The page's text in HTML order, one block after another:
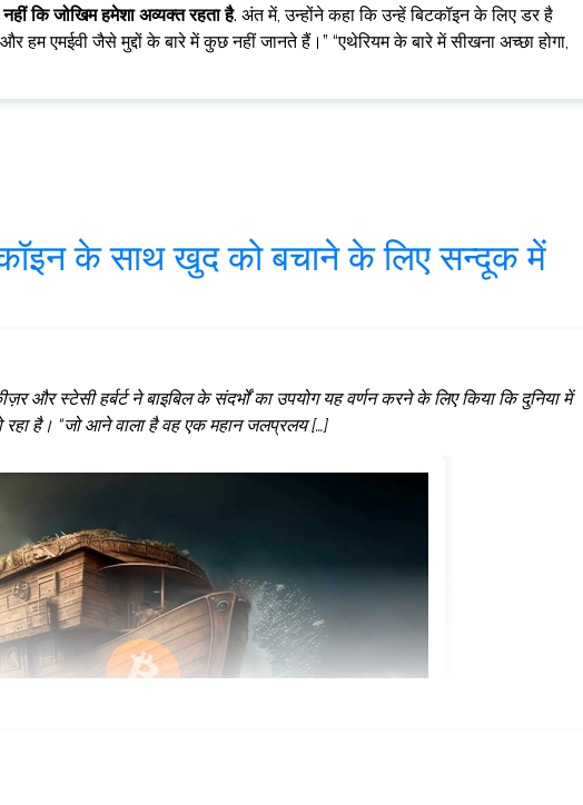
कि जोखिम हमेशा अव्यक्त रहता है. अंत में, उन्होंने कहा कि उन्हें बिटकॉइन के लिए डर है
हम एमईवी जैसे मुद्दों के बारे में कुछ नहीं जानते हैं।” “एथेरियम के बारे में सीखना अच्छा होगा,
के साथ खुद को बचाने के लिए सन्दूक में
और स्टेसी हर्बर्ट ने बाइबिल के संदर्भों का उपयोग यह वर्णन करने के लिए किया कि दुनिया में
रहा है। “जो आने वाला है वह एक महान जलप्रलय […]